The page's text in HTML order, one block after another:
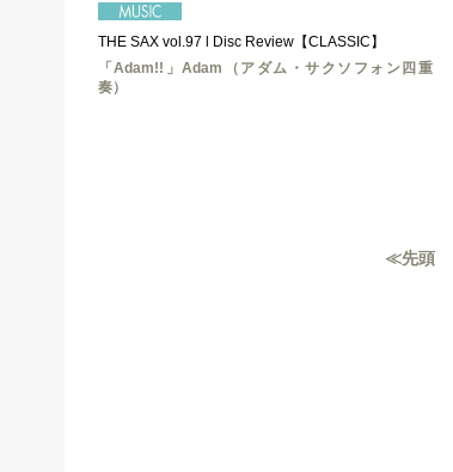
THE SAX vol.97 l Disc Review【CLASSIC】
「Adam!!」Adam（アダム・サクソフォン四重
奏）
≪先頭